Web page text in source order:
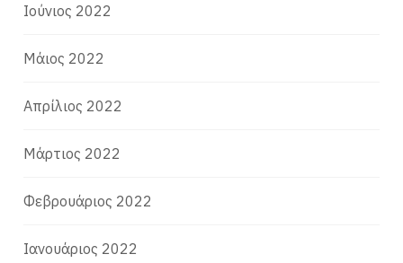
Ιούνιος 2022
Μάιος 2022
Απρίλιος 2022
Μάρτιος 2022
Φεβρουάριος 2022
Ιανουάριος 2022